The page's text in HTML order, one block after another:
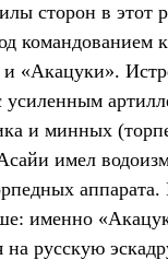
сторон в этот
командованием
«Акацуки».
и минных
имел
именно
на русскую